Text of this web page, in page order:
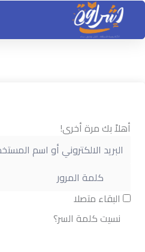
تخطي
المحتوى
أهلاً بك مرة أخرى!
البقاء متصلا
نسيت كلمة السر؟